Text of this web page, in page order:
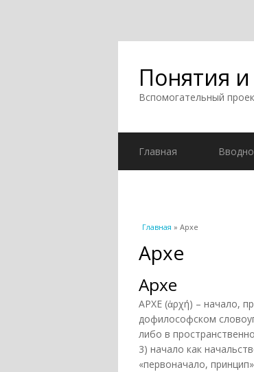
Понятия
Вспомогательный
Главная
Вы здесь
Главная » Архе
Архе
Архе
АРХЕ (ἀρχή) – начало,
дофилософском
либо в
3) начало как
«первоначало,